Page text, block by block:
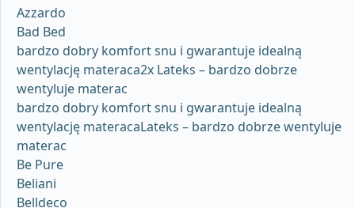
Azzardo
Bad Bed
bardzo dobry komfort snu i gwarantuje idealną
wentylację materaca2x Lateks – bardzo dobrze
wentyluje materac
bardzo dobry komfort snu i gwarantuje idealną
wentylację materacaLateks – bardzo dobrze wentyluje
materac
Be Pure
Beliani
Belldeco